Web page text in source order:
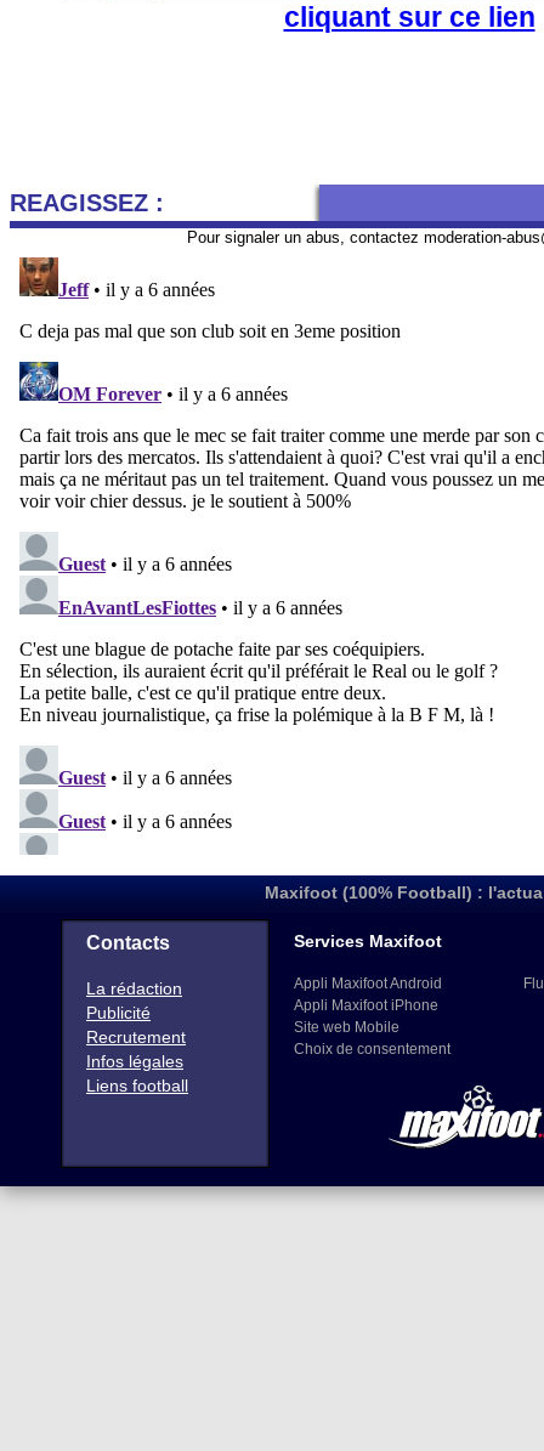
cliquant sur ce lien
REAGISSEZ :
Pour signaler un abus, contactez moderation-
Maxifoot (100% Football) :
Contacts
La rédaction
Publicité
Recrutement
Infos légales
Liens football
Services Maxifoot
Appli Maxifoot Android
Appli Maxifoot iPhone
Site web Mobile
Choix de consentement